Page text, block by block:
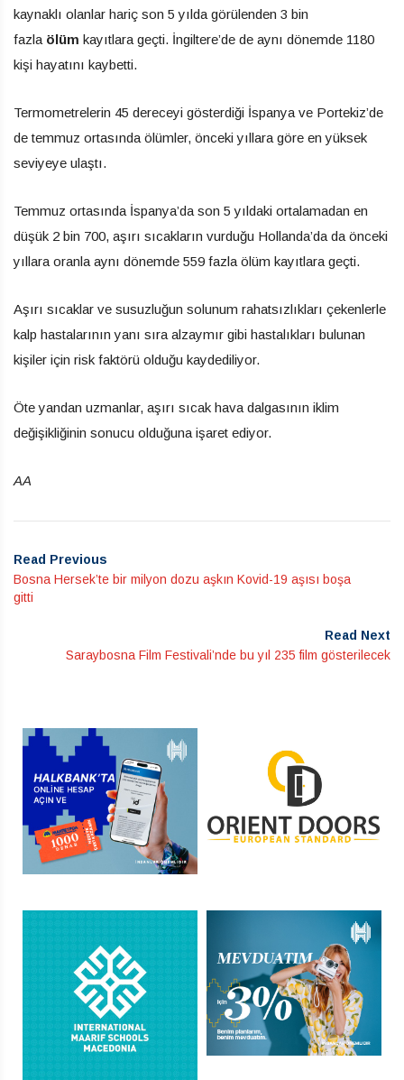
kaynaklı olanlar hariç son 5 yılda görülenden 3 bin
fazla ölüm kayıtlara geçti. İngiltere’de de aynı dönemde 1180
kişi hayatını kaybetti.
Termometrelerin 45 dereceyi gösterdiği İspanya ve Portekiz’de
de temmuz ortasında ölümler, önceki yıllara göre en yüksek
seviyeye ulaştı.
Temmuz ortasında İspanya’da son 5 yıldaki ortalamadan en
düşük 2 bin 700, aşırı sıcakların vurduğu Hollanda’da da önceki
yıllara oranla aynı dönemde 559 fazla ölüm kayıtlara geçti.
Aşırı sıcaklar ve susuzluğun solunum rahatsızlıkları çekenlerle
kalp hastalarının yanı sıra alzaymır gibi hastalıkları bulunan
kişiler için risk faktörü olduğu kaydediliyor.
Öte yandan uzmanlar, aşırı sıcak hava dalgasının iklim
değişikliğinin sonucu olduğuna işaret ediyor.
AA
Read Previous
Bosna Hersek’te bir milyon dozu aşkın Kovid-19 aşısı boşa
gitti
Read Next
Saraybosna Film Festivali’nde bu yıl 235 film gösterilecek